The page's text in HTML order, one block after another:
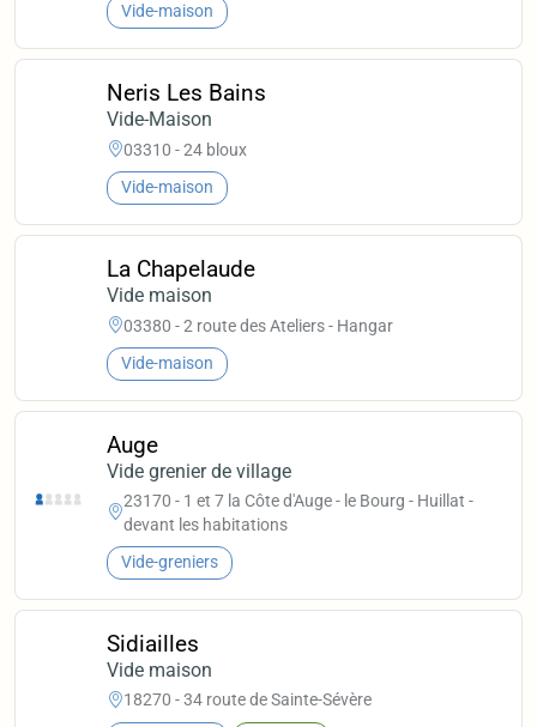
Vide-maison
Neris Les Bains
Vide-Maison
03310 - 24 bloux
Vide-maison
La Chapelaude
Vide maison
03380 - 2 route des Ateliers - Hangar
Vide-maison
Auge
Vide grenier de village
23170 - 1 et 7 la Côte d'Auge - le Bourg - Huillat -
devant les habitations
Vide-greniers
Sidiailles
Vide maison
18270 - 34 route de Sainte-Sévère